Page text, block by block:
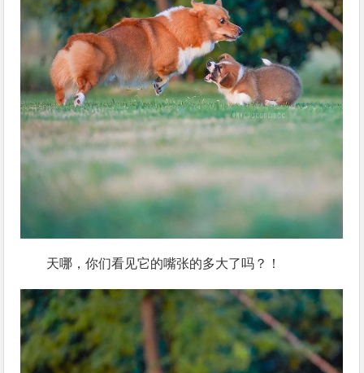
天哪，你们看见它的嘴张的多大了吗？！